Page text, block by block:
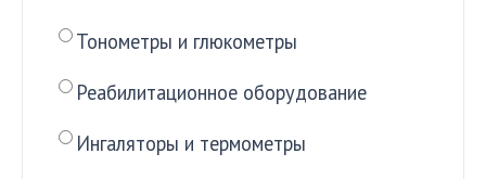
Тонометры и глюкометры
Реабилитационное оборудование
Ингаляторы и термометры